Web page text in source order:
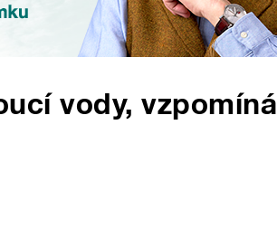
vody, vzpomíná